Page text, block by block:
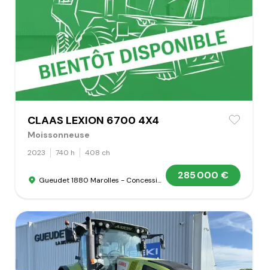
CLAAS LEXION 6700 4X4
Moissonneuse
2023 740 h 408 ch
Gueudet 1880 Marolles - Concession Claas 285 000 €